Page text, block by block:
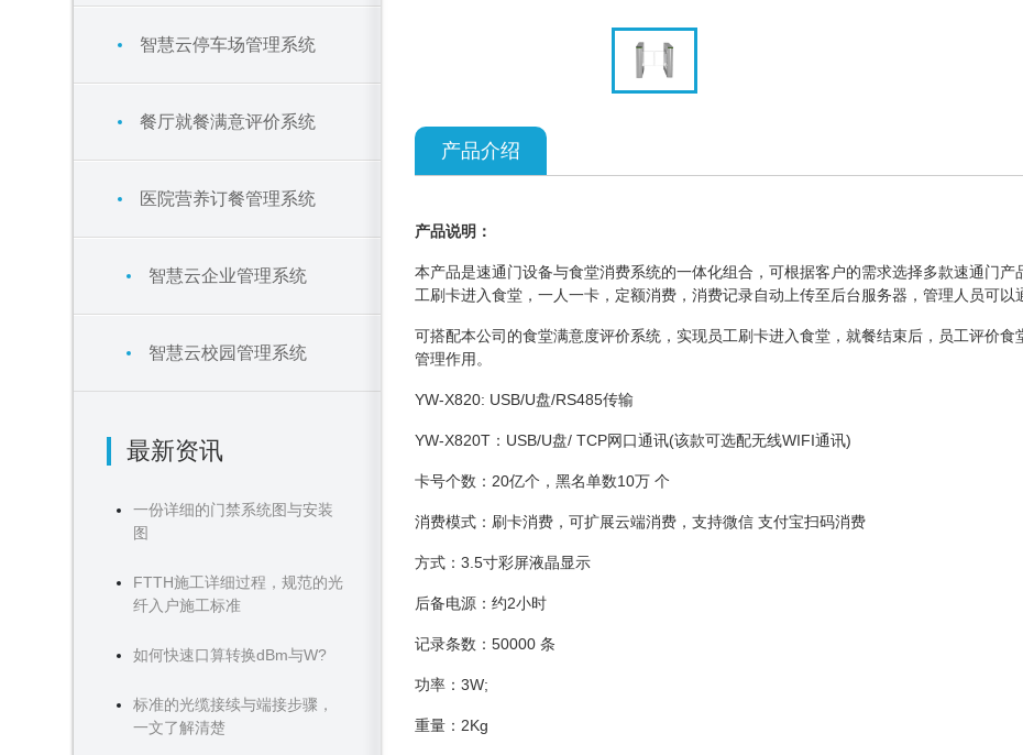
智慧云停车场管理系统
餐厅就餐满意评价系统
医院营养订餐管理系统
智慧云企业管理系统
智慧云校园管理系统
最新资讯
一份详细的门禁系统图与安装
图
FTTH施工详细过程，规范的光
纤入户施工标准
如何快速口算转换dBm与W?
标准的光缆接续与端接步骤，
一文了解清楚
产品介绍
产品说明：
本产品是速通门设备与食堂消费系统的一体化组合，可根据客户的需求选择多款速通门
工刷卡进入食堂，一人一卡，定额消费，消费记录自动上传至后台服务器，管理人员可以
可搭配本公司的食堂满意度评价系统，实现员工刷卡进入食堂，就餐结束后，员工评价
管理作用。
YW-X820: USB/U盘/RS485传输
YW-X820T：USB/U盘/ TCP网口通讯(该款可选配无线WIFI通讯)
卡号个数：20亿个，黑名单数10万 个
消费模式：刷卡消费，可扩展云端消费，支持微信 支付宝扫码消费
方式：3.5寸彩屏液晶显示
后备电源：约2小时
记录条数：50000 条
功率：3W;
重量：2Kg